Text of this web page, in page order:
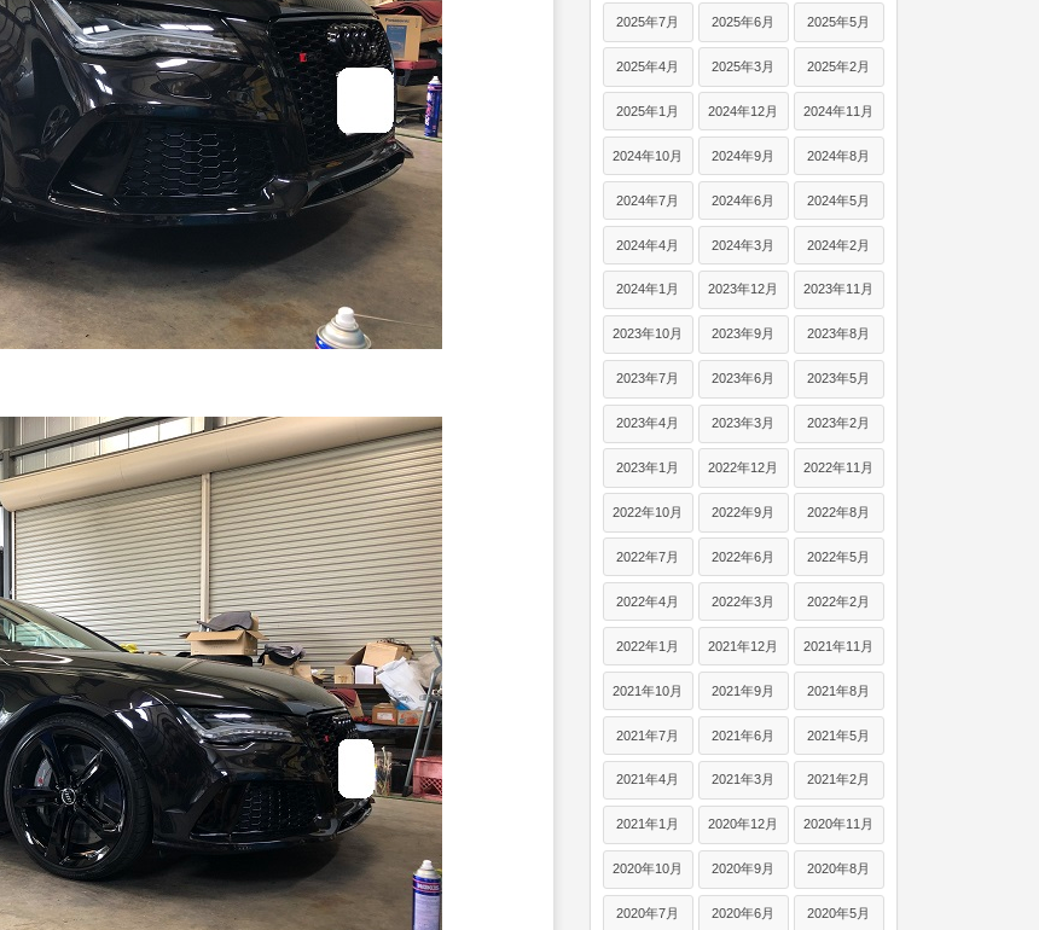
2025年7月 2025年6月 2025年5月
2025年4月 2025年3月 2025年2月
2025年1月 2024年12月 2024年11月
2024年10月 2024年9月 2024年8月
2024年7月 2024年6月 2024年5月
2024年4月 2024年3月 2024年2月
2024年1月 2023年12月 2023年11月
2023年10月 2023年9月 2023年8月
2023年7月 2023年6月 2023年5月
2023年4月 2023年3月 2023年2月
2023年1月 2022年12月 2022年11月
2022年10月 2022年9月 2022年8月
2022年7月 2022年6月 2022年5月
2022年4月 2022年3月 2022年2月
2022年1月 2021年12月 2021年11月
2021年10月 2021年9月 2021年8月
2021年7月 2021年6月 2021年5月
2021年4月 2021年3月 2021年2月
2021年1月 2020年12月 2020年11月
2020年10月 2020年9月 2020年8月
2020年7月 2020年6月 2020年5月